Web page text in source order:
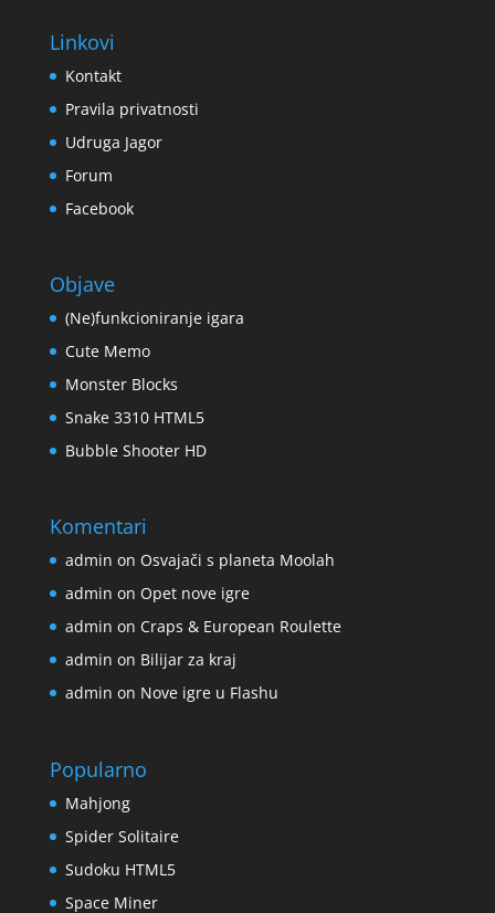
Linkovi
Kontakt
Pravila privatnosti
Udruga Jagor
Forum
Facebook
Objave
(Ne)funkcioniranje igara
Cute Memo
Monster Blocks
Snake 3310 HTML5
Bubble Shooter HD
Komentari
admin on Osvajači s planeta Moolah
admin on Opet nove igre
admin on Craps & European Roulette
admin on Bilijar za kraj
admin on Nove igre u Flashu
Popularno
Mahjong
Spider Solitaire
Sudoku HTML5
Space Miner